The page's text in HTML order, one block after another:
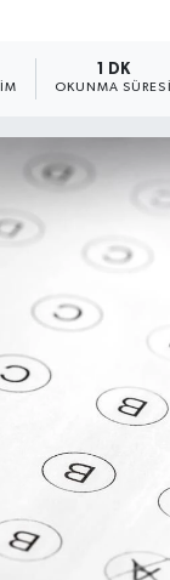
1 DK
OKUNMA SÜRESI